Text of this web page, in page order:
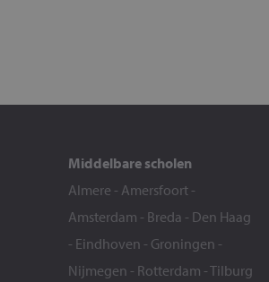
Middelbare scholen
Almere - Amersfoort -
Amsterdam - Breda - Den Haag
- Eindhoven - Groningen -
Nijmegen - Rotterdam -Tilburg